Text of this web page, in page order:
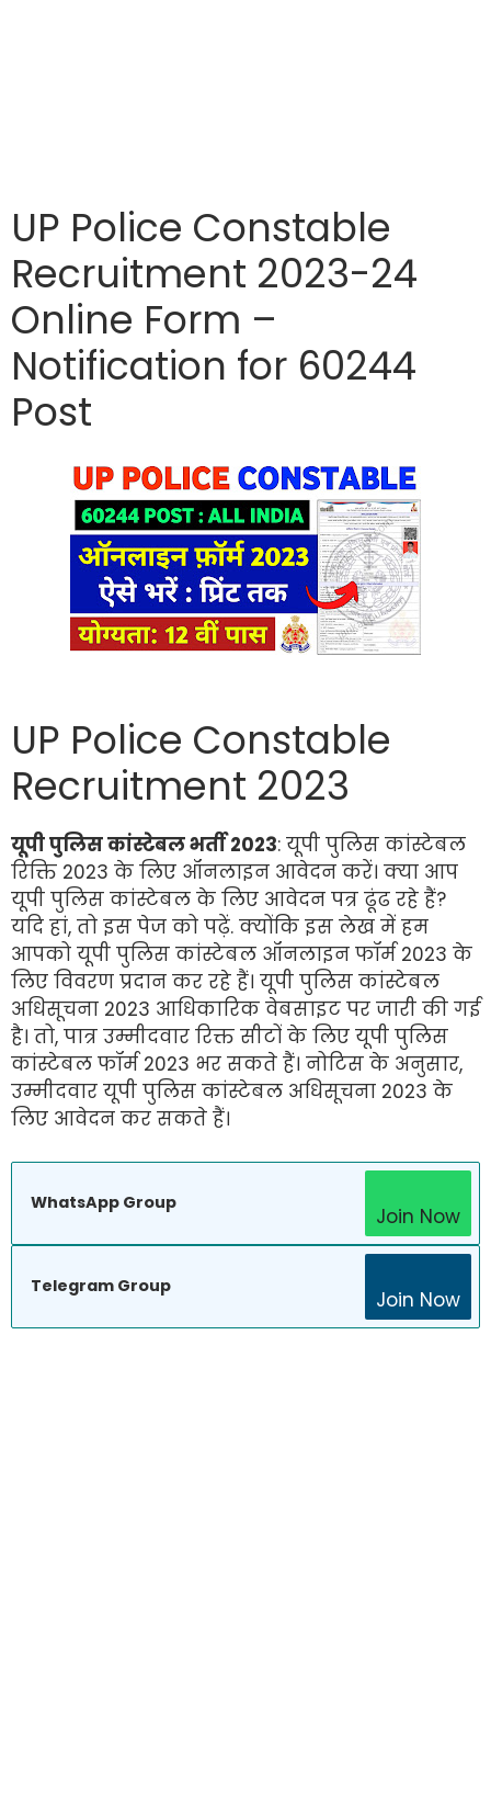
UP Police Constable
Recruitment 2023-24
Online Form –
Notification for 60244
Post
UP Police Constable
Recruitment 2023
यूपी पुलिस कांस्टेबल भर्ती 2023: यूपी पुलिस कांस्टेबल
रिक्ति 2023 के लिए ऑनलाइन आवेदन करें। क्या आप
यूपी पुलिस कांस्टेबल के लिए आवेदन पत्र ढूंढ रहे हैं?
यदि हां, तो इस पेज को पढ़ें. क्योंकि इस लेख में हम
आपको यूपी पुलिस कांस्टेबल ऑनलाइन फॉर्म 2023 के
लिए विवरण प्रदान कर रहे हैं। यूपी पुलिस कांस्टेबल
अधिसूचना 2023 आधिकारिक वेबसाइट पर जारी की गई
है। तो, पात्र उम्मीदवार रिक्त सीटों के लिए यूपी पुलिस
कांस्टेबल फॉर्म 2023 भर सकते हैं। नोटिस के अनुसार,
उम्मीदवार यूपी पुलिस कांस्टेबल अधिसूचना 2023 के
लिए आवेदन कर सकते हैं।
WhatsApp Group
Join Now
Telegram Group
Join Now